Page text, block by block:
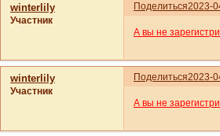
Поделиться2023-
winterlily
Участник
А вы не
Поделиться2023-
winterlily
Участник
А вы не